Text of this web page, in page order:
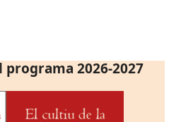
programa 2026-2027